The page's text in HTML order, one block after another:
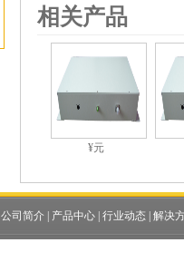
相关产品
¥元
公司简介| 产品中心| 行业动态| 解决